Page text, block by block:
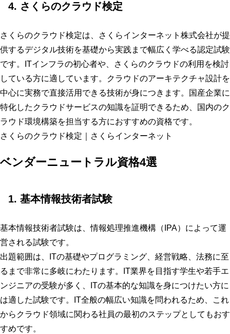
4. さくらのクラウド検定
さくらのクラウド検定は、さくらインターネット株式会社が提
供するデジタル技術を基礎から実践まで幅広く学べる認定試験
です。ITインフラの初心者や、さくらのクラウドの利用を検討
している方に適しています。クラウドのアーキテクチャ設計を
中心に実務で直接活用できる技術が身につきます。国産企業に
特化したクラウドサービスの知識を証明できるため、国内のク
ラウド環境構築を担当する方におすすめの資格です。
さくらのクラウド検定｜さくらインターネット
ベンダーニュートラル資格4選
1. 基本情報技術者試験
基本情報技術者試験は、情報処理推進機構（IPA）によって運
営される試験です。
出題範囲は、ITの基礎やプログラミング、経営戦略、法務に至
るまで非常に多岐にわたります。IT業界を目指す学生や若手エ
ンジニアの受験が多く、ITの基本的な知識を身につけたい方に
は適した試験です。IT全般の幅広い知識を問われるため、これ
からクラウド領域に関わる社員の最初のステップとしてもおす
すめです。